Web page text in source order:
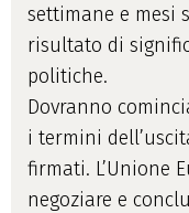
settimane e mesi
risultato di
politiche.
Dovranno
i termini
firmati. L’Unione
negoziare e